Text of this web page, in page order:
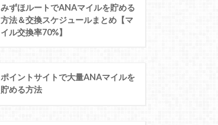
みずほルートでANAマイルを貯める
方法＆交換スケジュールまとめ【マ
イル交換率70%】
ポイントサイトで大量ANAマイルを
貯める方法